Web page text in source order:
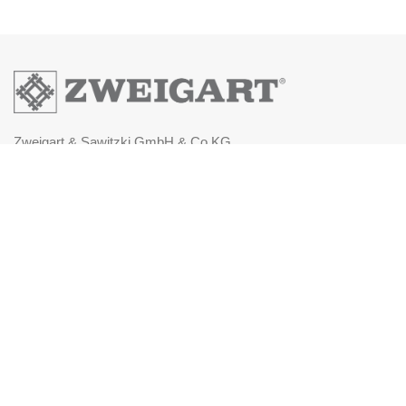
Zweigart & Sawitzki GmbH & Co.KG